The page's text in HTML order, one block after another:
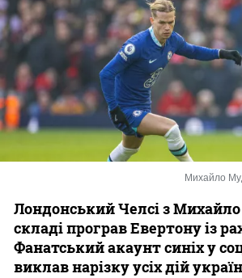
Різне
Букмекери
Казино
Михайло
Лондонський Челсі з
складі програв Евертону із
Фанатський акаунт синіх у
виклав нарізку усіх дій